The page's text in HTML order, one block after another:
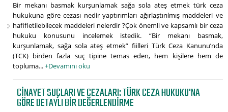
Bir mekanı basmak kurşunlamak sağa sola ateş etmek türk ceza
hukukuna göre cezası nedir yaptırımları ağırlaştırılmış maddeleri ve
hafifletilebilecek maddeleri nelerdir ?Çok önemli ve kapsamlı bir ceza
hukuku konusunu incelemek istedik. “Bir mekanı basmak,
kurşunlamak, sağa sola ateş etmek” fiilleri Türk Ceza Kanunu’nda
(TCK) birden fazla suç tipine temas eden, hem kişilere hem de
topluma...+Devamını oku
CINAYET SUÇLARI VE CEZALARI: TÜRK CEZA HUKUKU'NA
GÖRE DETAYLI BIR DEĞERLENDIRME